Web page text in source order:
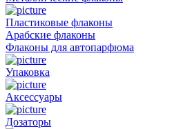
Пластиковые флаконы
Арабские флаконы
Флаконы для автопарфюма
Упаковка
Аксессуары
Дозаторы